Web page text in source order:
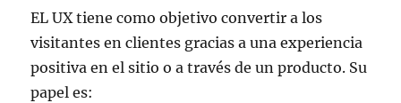
EL UX tiene como objetivo convertir a los
visitantes en clientes gracias a una experiencia
positiva en el sitio o a través de un producto. Su
papel es: